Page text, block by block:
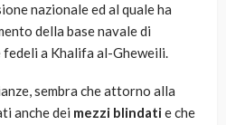
nazionale ed al quale ha
della base navale di
a Khalifa al-Gheweili.
sembra che attorno alla
anche dei mezzi blindatie che